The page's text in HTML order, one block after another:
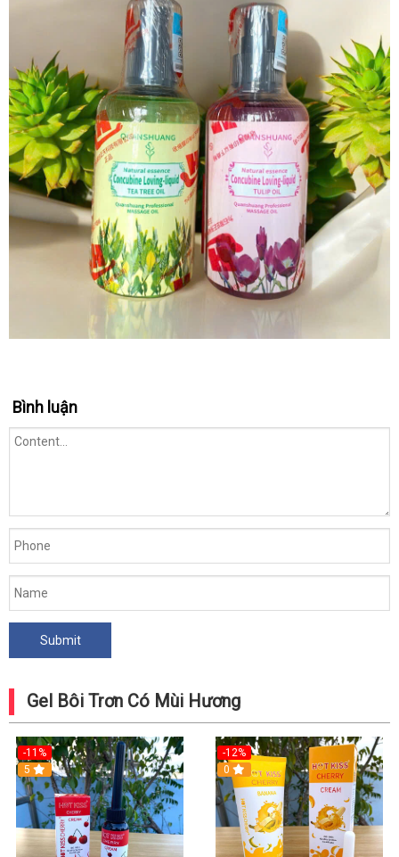
Bình luận
Gel Bôi Trơn Có Mùi Hương
-11%
5
-12%
0